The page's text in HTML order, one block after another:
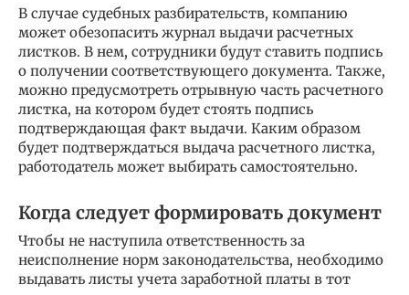
В случае судебных разбирательств, компанию
может обезопасить журнал выдачи расчетных
листков. В нем, сотрудники будут ставить подпись
о получении соответствующего документа. Также,
можно предусмотреть отрывную часть расчетного
листка, на котором будет стоять подпись
подтверждающая факт выдачи. Каким образом
будет подтверждаться выдача расчетного листка,
работодатель может выбирать самостоятельно.
Когда следует формировать документ
Чтобы не наступила ответственность за
неисполнение норм законодательства, необходимо
выдавать листы учета заработной платы в тот